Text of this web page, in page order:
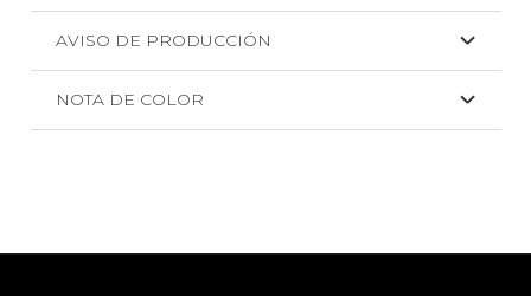
AVISO DE PRODUCCIÓN
NOTA DE COLOR